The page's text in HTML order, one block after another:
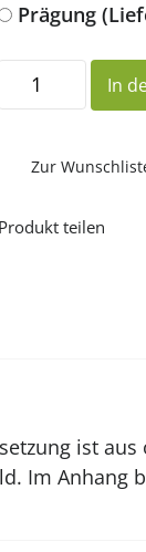
Prägung
Übersetzung
Menge
In
Zur
Produkt teilen
ist
Im Anhang